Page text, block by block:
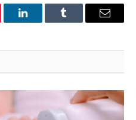
LinkedInTumblr Email